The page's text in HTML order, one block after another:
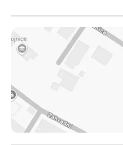
vše v naprostém pořádku
ověřený nákup dnes
Jana
Flos je nejlepší &#129321;